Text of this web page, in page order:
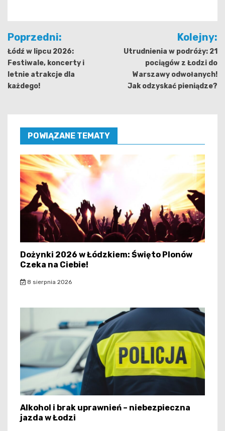
Nawigacja
wpisu
Poprzedni:
Łódź w lipcu 2026:
Festiwale, koncerty i
letnie atrakcje dla
każdego!
Kolejny:
Utrudnienia w podróży: 21
pociągów z Łodzi do
Warszawy odwołanych!
Jak odzyskać pieniądze?
POWIĄZANE TEMATY
Dożynki 2026 w Łódzkiem: Święto Plonów
Czeka na Ciebie!
8 sierpnia 2026
Alkohol i brak uprawnień – niebezpieczna
jazda w Łodzi